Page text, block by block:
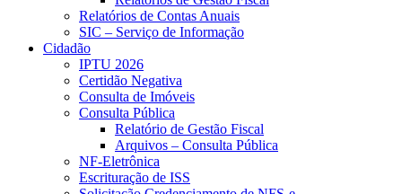
Relatórios de Contas Anuais
SIC – Serviço de Informação
Cidadão
IPTU 2026
Certidão Negativa
Consulta de Imóveis
Consulta Pública
Relatório de Gestão Fiscal
Arquivos – Consulta Pública
NF-Eletrônica
Escrituração de ISS